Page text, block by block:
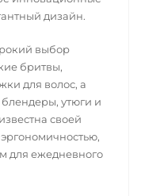
дизайн.
выбор
бритвы,
для волос, а
утюги и
своей
для ежедневного